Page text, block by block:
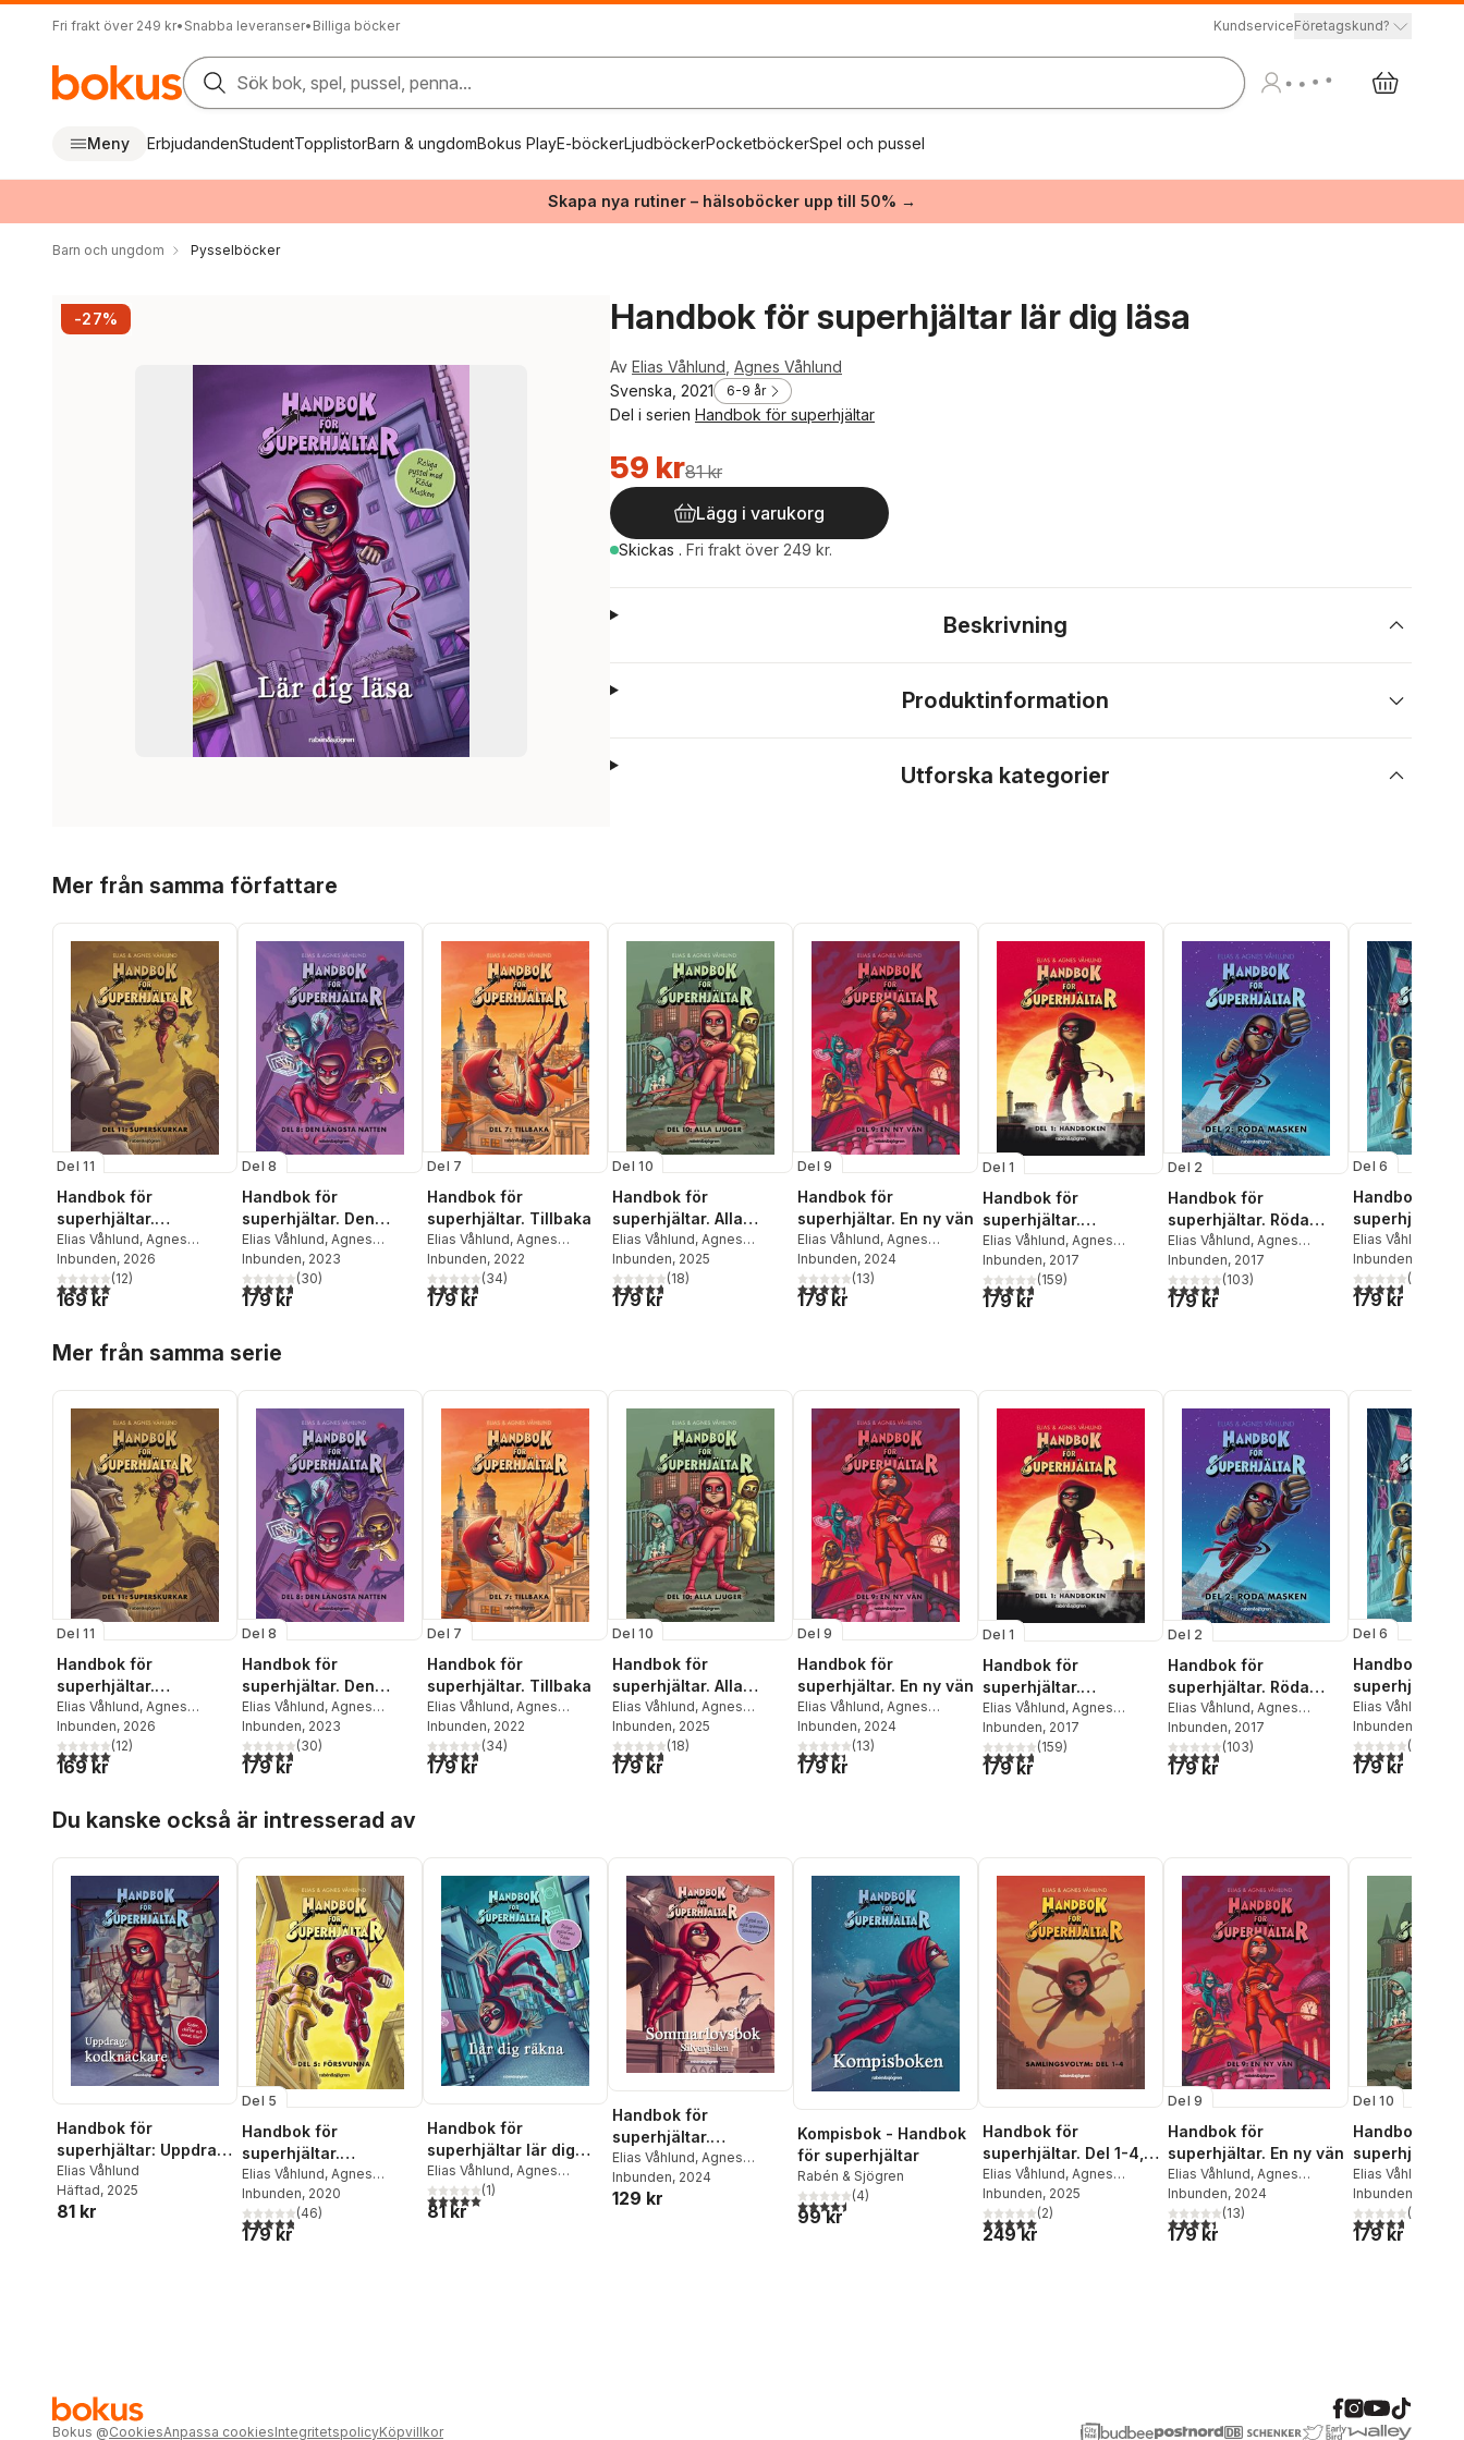
Fri frakt över 249 kr• Snabba leveranser• Billiga böcker KundserviceFöretagskund?
Sök bok, spel, pussel, penna...
Meny ErbjudandenStudentTopplistorBarn & ungdomBokus PlayE-böckerLjudböckerPocketböckerSpel och pussel
Skapa nya rutiner – hälsoböcker upp till 50% →
Barn och ungdom Pysselböcker
-27% Handbok för superhjältar lär dig läsa
Av Elias Våhlund Agnes Våhlund
Svenska, 2021
6-9 år
Del i serien Handbok för superhjältar
59 kr81 kr
Lägg i varukorg
Skickas . Fri frakt över 249 kr.
Beskrivning
Produktinformation
Utforska kategorier
Mer från samma författare
Del 11
Handbok för
superhjältar.
Superskurkar
Elias Våhlund, Agnes
Våhlund
Inbunden, 2026
5,0utav 5 stjärnor. Totalt antal röster:
(12)
169 kr
Del 8
Handbok för
superhjältar. Den
längsta natten
Elias Våhlund, Agnes
Våhlund
Inbunden, 2023
4,7utav 5 stjärnor. Totalt antal röster:
(30)
179 kr
Del 7
Handbok för
superhjältar. Tillbaka
Elias Våhlund, Agnes
Våhlund
Inbunden, 2022
4,7utav 5 stjärnor. Totalt antal röster:
(34)
179 kr
Del 10
Handbok för
superhjältar. Alla
ljuger
Elias Våhlund, Agnes
Våhlund
Inbunden, 2025
4,7utav 5 stjärnor. Totalt antal röster:
(18)
179 kr
Del 9
Handbok för
superhjältar. En ny vän
Elias Våhlund, Agnes
Våhlund
Inbunden, 2024
4,4utav 5 stjärnor. Totalt antal röster:
(13)
179 kr
Del 1
Handbok för
superhjältar.
Handboken
Elias Våhlund, Agnes
Våhlund
Inbunden, 2017
4,7utav 5 stjärnor. Totalt antal röster:
(159)
179 kr
Del 2
Handbok för
superhjältar. Röda
masken
Elias Våhlund, Agnes
Våhlund
Inbunden, 2017
4,7utav 5 stjärnor. Totalt antal röster:
(103)
179 kr
Del 6
Handbok för
superhjältar.
hopp
Elias Våhlund
Våhlund
Inbunden
4,6utav 5(
179 kr
Mer från samma serie
Del 11
Handbok för
superhjältar.
Superskurkar
Elias Våhlund, Agnes
Våhlund
Inbunden, 2026
5,0utav 5 stjärnor. Totalt antal röster:
(12)
169 kr
Del 8
Handbok för
superhjältar. Den
längsta natten
Elias Våhlund, Agnes
Våhlund
Inbunden, 2023
4,7utav 5 stjärnor. Totalt antal röster:
(30)
179 kr
Del 7
Handbok för
superhjältar. Tillbaka
Elias Våhlund, Agnes
Våhlund
Inbunden, 2022
4,7utav 5 stjärnor. Totalt antal röster:
(34)
179 kr
Del 10
Handbok för
superhjältar. Alla
ljuger
Elias Våhlund, Agnes
Våhlund
Inbunden, 2025
4,7utav 5 stjärnor. Totalt antal röster:
(18)
179 kr
Del 9
Handbok för
superhjältar. En ny vän
Elias Våhlund, Agnes
Våhlund
Inbunden, 2024
4,4utav 5 stjärnor. Totalt antal röster:
(13)
179 kr
Del 1
Handbok för
superhjältar.
Handboken
Elias Våhlund, Agnes
Våhlund
Inbunden, 2017
4,7utav 5 stjärnor. Totalt antal röster:
(159)
179 kr
Del 2
Handbok för
superhjältar. Röda
masken
Elias Våhlund, Agnes
Våhlund
Inbunden, 2017
4,7utav 5 stjärnor. Totalt antal röster:
(103)
179 kr
Del 6
Handbok för
superhjältar.
hopp
Elias Våhlund
Våhlund
Inbunden
4,6utav 5(
179 kr
Du kanske också är intresserad av
Handbok för
superhjältar: Uppdrag:
kodknäckare : Koder,
chiffer och annat klur
Elias Våhlund
Häftad, 2025
81 kr
Del 5
Handbok för
superhjältar.
Försvunna
Elias Våhlund, Agnes
Våhlund
Inbunden, 2020
4,8utav 5 stjärnor. Totalt antal röster:
(46)
179 kr
Handbok för
superhjältar lär dig
räkna
Elias Våhlund, Agnes
Våhlund
5,0utav 5 stjärnor. Totalt antal röster:
(1)
81 kr
Handbok för
superhjältar.
Sommarlovsbok :
silverpilen
Elias Våhlund, Agnes
Våhlund
Inbunden, 2024
129 kr
Kompisbok - Handbok
för superhjältar
Rabén & Sjögren
4,5utav 5 stjärnor. Totalt antal röster:
(4)
99 kr
Handbok för
superhjältar. Del 1-4,
Samlingsvolym
Elias Våhlund, Agnes
Våhlund
Inbunden, 2025
5,0utav 5 stjärnor. Totalt antal röster:
(2)
249 kr
Del 9
Handbok för
superhjältar. En ny vän
Elias Våhlund, Agnes
Våhlund
Inbunden, 2024
4,4utav 5 stjärnor. Totalt antal röster:
(13)
179 kr
Del 10
Handbok för
superhjältar.
ljuger
Elias Våhlund
Våhlund
Inbunden
4,7utav 5(
179 kr
Bokus @CookiesAnpassa cookiesIntegritetspolicyKöpvillkor